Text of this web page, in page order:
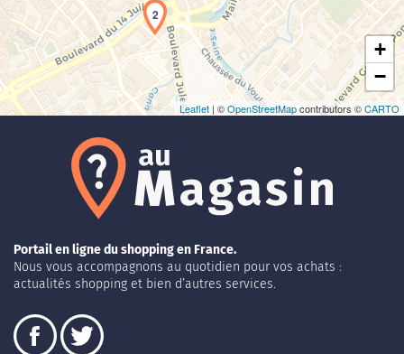
2
+
−
Leaflet | ©OpenStreetMapcontributors ©CARTO
Portail en ligne du shopping en France.
Nous vous accompagnons au quotidien pour vos achats :
actualités shopping et bien d’autres services.